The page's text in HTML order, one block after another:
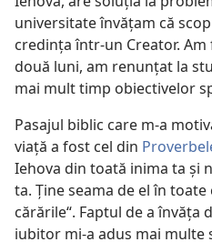
universitate învăţam că
credinţa într-un Creator.
două luni, am renunţat la
mai mult timp obiectivelor
Pasajul biblic care m-a
viaţă a fost cel din
Iehova din toată inima ta şi
ta. Ţine seama de el în
cărările“. Faptul de a învăţa
iubitor mi-a adus mai multe